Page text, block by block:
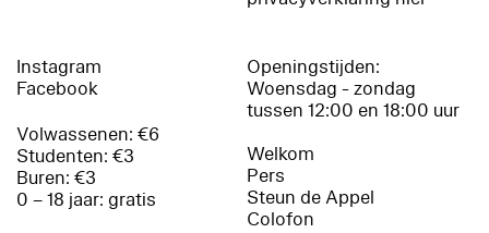
Instagram
Facebook
Volwassenen: €6
Studenten: €3
Buren: €3
0 – 18 jaar: gratis
Openingstijden:
Woensdag - zondag
tussen 12:00 en 18:00 uur
Welkom
Pers
Steun de Appel
Colofon